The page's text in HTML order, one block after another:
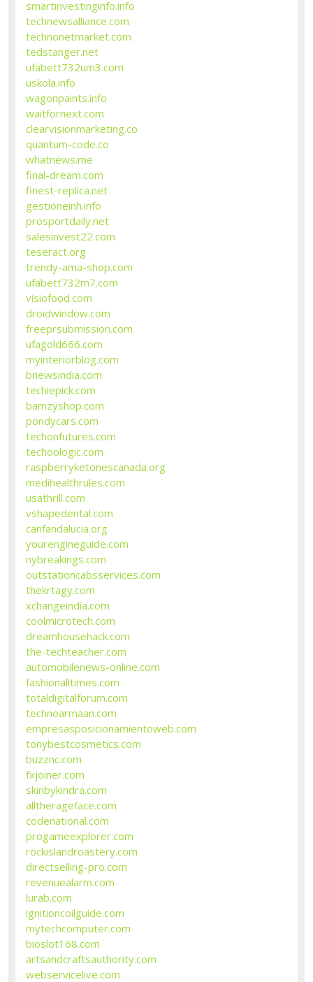
smartinvestinginfo.info
technewsalliance.com
technonetmarket.com
tedstanger.net
ufabett732um3.com
uskola.info
wagonpaints.info
waitfornext.com
clearvisionmarketing.co
quantum-code.co
whatnews.me
final-dream.com
finest-replica.net
gestioneinh.info
prosportdaily.net
salesinvest22.com
teseract.org
trendy-ama-shop.com
ufabett732m7.com
visiofood.com
droidwindow.com
freeprsubmission.com
ufagold666.com
myinteriorblog.com
bnewsindia.com
techiepick.com
bamzyshop.com
pondycars.com
techonfutures.com
techoologic.com
raspberryketonescanada.org
medihealthrules.com
usathrill.com
vshapedental.com
canfandalucia.org
yourengineguide.com
nybreakings.com
outstationcabsservices.com
thekrtagy.com
xchangeindia.com
coolmicrotech.com
dreamhousehack.com
the-techteacher.com
automobilenews-online.com
fashionalltimes.com
totaldigitalforum.com
technoarmaan.com
empresasposicionamientoweb.com
tonybestcosmetics.com
buzznc.com
fxjoiner.com
skinbykindra.com
alltherageface.com
codenational.com
progameexplorer.com
rockislandroastery.com
directselling-pro.com
revenuealarm.com
lurab.com
ignitioncoilguide.com
mytechcomputer.com
bioslot168.com
artsandcraftsauthority.com
webservicelive.com